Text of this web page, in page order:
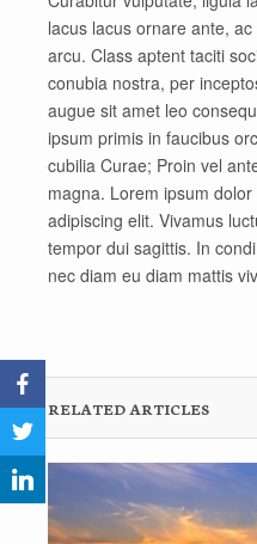
lacus lacus ornare ante,
arcu. Class aptent taciti
conubia nostra, per
augue sit amet leo
ipsum primis in faucibus
cubilia Curae; Proin vel
magna. Lorem ipsum
adipiscing elit. Vivamus
tempor dui sagittis. In
nec diam eu diam mattis
RELATED ARTICLES